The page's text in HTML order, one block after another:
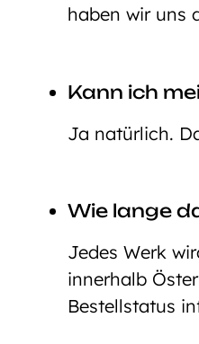
haben wir uns
Kann ich
Ja natürlich.
Wie lange
Jedes Werk
innerhalb
Bestellstatus